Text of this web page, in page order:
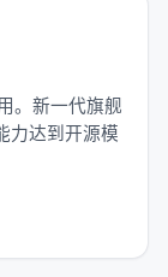
。新一代旗舰
力达到开源模